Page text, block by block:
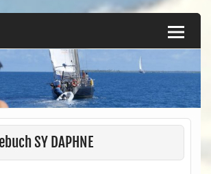
SY DAPHNE